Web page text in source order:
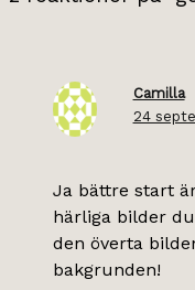
Camilla
24
Ja bättre start
härliga bilder
den överta
bakgrunden!